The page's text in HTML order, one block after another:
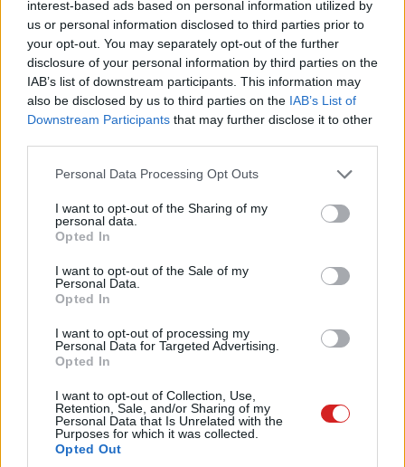
interest-based ads based on personal information utilized by
us or personal information disclosed to third parties prior to
your opt-out. You may separately opt-out of the further
disclosure of your personal information by third parties on the
IAB’s list of downstream participants. This information may
also be disclosed by us to third parties on the IAB’s List of
Downstream Participants that may further disclose it to other
Please note that this website/app uses one or more Google
not limited to your visit or usage behaviour. You may click to
grant or deny consent to Google and its third-party tags to
use your data for below specified purposes in below Google
consent section.
Personal Data Processing Opt Outs
I want to opt-out of the Sharing of my
personal data.
Opted In
I want to opt-out of the Sale of my
Personal Data.
Opted In
I want to opt-out of processing my
Personal Data for Targeted Advertising.
Opted In
I want to opt-out of Collection, Use,
Retention, Sale, and/or Sharing of my
Personal Data that Is Unrelated with the
Purposes for which it was collected.
Opted Out
Az Apple már a Vision Pro headset nyári leleplezésekor
megígérte, hogy valamikor 2024 elején fogja piacra
dobni a vadonatúj terméket, ám a várakozásokba
némiképp bezavart egy őszi jelentés, amely szerint a
problémákba ütközhettek
korrigálta magát, és a napokban már menetrend szerinti
indulásról beszélt
Az értesüléseit a beszállítói láncból szerző elemző
legújabb jelentése azt állítja
elkezdhette a kibővített- és virtuális valóság funkciókkal
is bíró headset tömeges leszállítását az üzletekbe. A
Vision Pro esetében fontos részlet, hogy az eszközt
csupán az Apple amerikai boltjaiban lehet majd kapni, és